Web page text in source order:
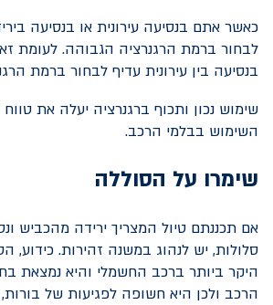
כאשר אתם בנסיעה עירונית או בנסיעה
לבחור ברמת הרגנרציה הגבוהה. לעומת
בנסיעה בין עירונית עדיף לבחור ברמת
שימוש נכון ותכוף ברגנרציה יעלה את
השימוש בבלמי הרכב.
שימרו על הסוללה
אם תכננתם טיול המצריך ירידה מהכביש
סלולות, יש לנהוג במשנה זהירות. כידוע,
היקר ביותר ברכב החשמלי והיא נמצאת
הרכב ולכן היא חשופה לפגיעות של